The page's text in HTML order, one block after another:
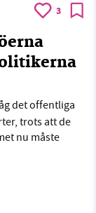
3
det offentliga
trots att de
nu måste